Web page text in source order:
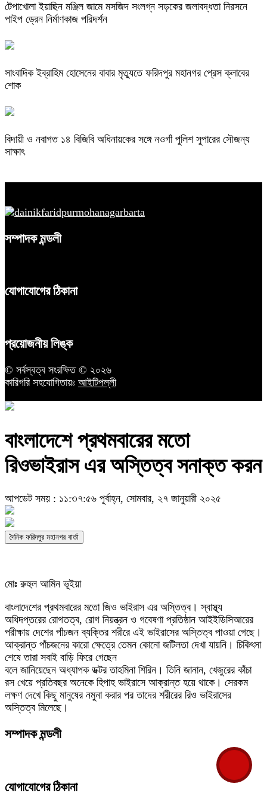
টেপাখোলা ইয়াছিন মঞ্জিল জামে মসজিদ সংলগ্ন সড়কের জলাবদ্ধতা নিরসনে
পাইপ ড্রেন নির্মাণকাজ পরিদর্শন
সাংবাদিক ইব্রাহিম হোসেনের বাবার মৃত্যুতে ফরিদপুর মহানগর প্রেস ক্লাবের
শোক
বিদায়ী ও নবাগত ১৪ বিজিবি অধিনায়কের সঙ্গে নওগাঁ পুলিশ সুপারের সৌজন্য
সাক্ষাৎ
সম্পাদক মন্ডলী
যোগাযোগের ঠিকানা
প্রয়োজনীয় লিঙ্ক
© সর্বস্বত্ব সংরক্ষিত © ২০২৬
কারিগরি সহযোগিতায়ঃ আইটিপল্লী
বাংলাদেশে প্রথমবারের মতো
রিওভাইরাস এর অস্তিত্ব সনাক্ত করন
আপডেট সময় : ১১:৩৭:৫৬ পূর্বাহ্ন, সোমবার, ২৭ জানুয়ারী ২০২৫
দৈনিক ফরিদপুর মহানগর বার্তা
মোঃ রুহুল আমিন ভূইয়া
বাংলাদেশের প্রথমবারের মতো জিও ভাইরাস এর অস্তিত্ব। স্বাস্থ্য
অধিদপ্তরের রোগতত্ব, রোগ নিয়ন্ত্রন ও গবেষণা প্রতিষ্ঠান আইইডিসিআরের
পরীক্ষায় দেশের পাঁচজন ব্যক্তির শরীরে এই ভাইরাসের অস্তিত্ব পাওয়া গেছে।
আক্রান্ত পাঁচজনের কারো ক্ষেত্রে তেমন কোনো জটিলতা দেখা যায়নি। চিকিৎসা
শেষে তারা সবাই বাড়ি ফিরে গেছেন
বলে জানিয়েছেন অধ্যাপক ডক্টর তাহমিনা শিরিন। তিনি জানান, খেজুরের কাঁচা
রস খেয়ে প্রতিবছর অনেকে হিপাহ ভাইরাসে আক্রান্ত হয়ে থাকে। সেরকম
লক্ষণ দেখে কিছু মানুষের নমুনা করার পর তাদের শরীরের রিও ভাইরাসের
অস্তিত্ব মিলেছে।
সম্পাদক মন্ডলী
যোগাযোগের ঠিকানা